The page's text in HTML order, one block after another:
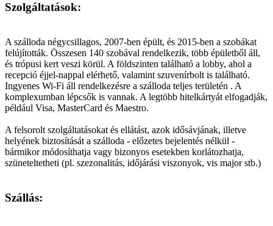
Szolgáltatások:
A szálloda négycsillagos, 2007-ben épült, és 2015-ben a szobákat
felújították. Összesen 140 szobával rendelkezik, több épületből áll,
és trópusi kert veszi körül. A földszinten található a lobby, ahol a
recepció éjjel-nappal elérhető, valamint szuvenírbolt is található.
Ingyenes Wi-Fi áll rendelkezésre a szálloda teljes területén . A
komplexumban lépcsők is vannak. A legtöbb hitelkártyát elfogadják,
például Visa, MasterCard és Maestro.
A felsorolt szolgáltatásokat és ellátást, azok idősávjának, illetve
helyének biztosítását a szálloda - előzetes bejelentés nélkül -
bármikor módosíthatja vagy bizonyos esetekben korlátozhatja,
szüneteltetheti (pl. szezonalitás, időjárási viszonyok, vis major stb.)
Szállás: